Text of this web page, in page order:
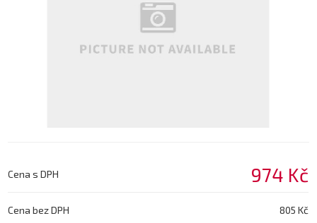
Cena s DPH 974 Kč
Cena bez DPH 805 Kč